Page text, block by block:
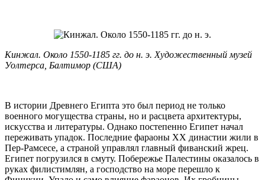
Кинжал. Около 1550-1185 гг. до н. э. Художественный музей
Уолтерса, Балтимор (США)
В истории Древнего Египта это был период не только
военного могущества страны, но и расцвета архитектуры,
искусства и литературы. Однако постепенно Египет начал
переживать упадок. Последние фараоны XX династии жили в
Пер-Рамсесе, а страной управлял главный фиванский жрец.
Египет погрузился в смуту. Побережье Палестины оказалось в
руках филистимлян, а господство на море перешло к